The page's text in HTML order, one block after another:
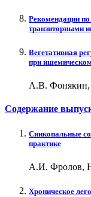
Рекомендации
транзиторными
Вегетативная
при
А.В. Фонякин,
Содержание
Синкопальные
практике
А.И. Фролов,
Хроническое